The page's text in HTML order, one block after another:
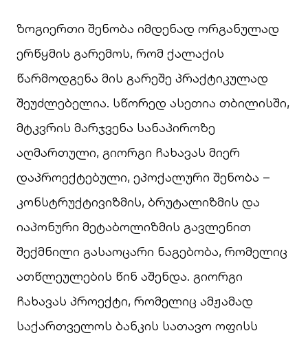
ზოგიერთი შენობა იმდენად ორგანულად
ერწყმის გარემოს, რომ ქალაქის
წარმოდგენა მის გარეშე პრაქტიკულად
შეუძლებელია. სწორედ ასეთია თბილისში,
მტკვრის მარჯვენა სანაპიროზე
აღმართული, გიორგი ჩახავას მიერ
დაპროექტებული, ეპოქალური შენობა –
კონსტრუქტივიზმის, ბრუტალიზმის და
იაპონური მეტაბოლიზმის გავლენით
შექმნილი გასაოცარი ნაგებობა, რომელიც
ათწლეულების წინ აშენდა. გიორგი
ჩახავას პროექტი, რომელიც ამჟამად
საქართველოს ბანკის სათავო ოფისს